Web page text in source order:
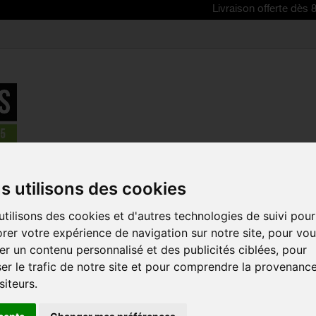
utilisons des cookies
des cookies et d'autres technologies de suivi pour
votre expérience de navigation sur notre site, pour
un contenu personnalisé et des publicités ciblées, pour
le trafic de notre site et pour comprendre la
Livraison offerte dès 80€
>Collant sans bretelles noir
EN PROMO !
COLLANT
NOIR
Référence : 5181
Excellent rapport